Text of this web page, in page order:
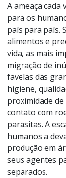
A ameaça
para os
país para país.
alimentos e
vida, as mais
migração de
favelas das
higiene,
proximidade
contato com
parasitas. A
humanos a
produção em
seus agentes
separados.